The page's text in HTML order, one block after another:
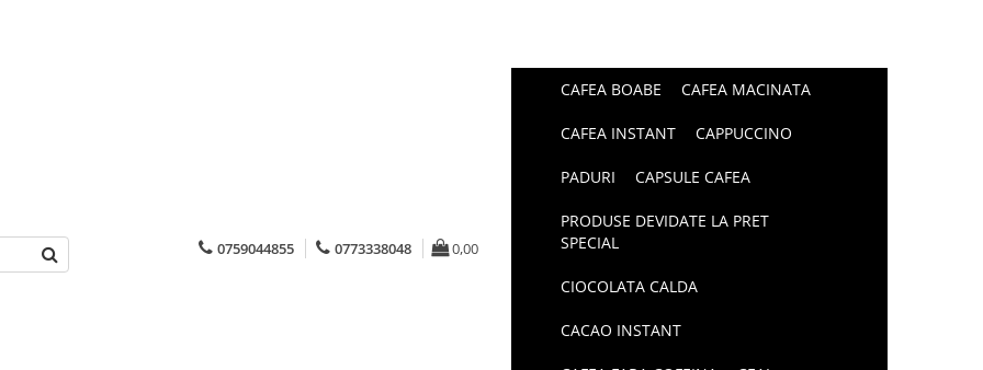
0759044855 0773338048 0,00
CAFEA BOABE CAFEA MACINATA
CAFEA INSTANT CAPPUCCINO
PADURI CAPSULE CAFEA
PRODUSE DEVIDATE LA PRET
SPECIAL
CIOCOLATA CALDA
CACAO INSTANT